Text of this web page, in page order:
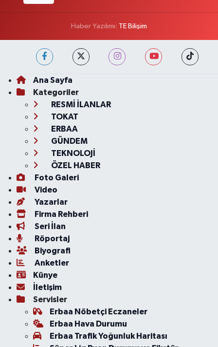
Haber Yazılımı: TE Bilişim
Ana Sayfa
Kategoriler
RESMİ İLANLAR
TOKAT
ERBAA
GÜNDEM
TEKNOLOJİ
ÖZEL HABER
Foto Galeri
Video
Yazarlar
Firma Rehberi
Seri İlan
Röportaj
Biyografi
Anketler
Künye
İletişim
Servisler
Erbaa Nöbetçi Eczaneler
Erbaa Hava Durumu
Erbaa Trafik Yoğunluk Haritası